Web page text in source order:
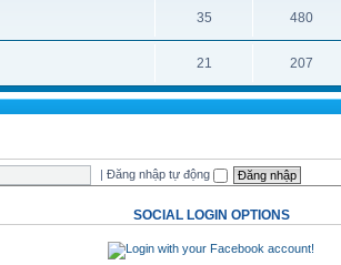
35 480
21 207
|Đăng nhập tự động
SOCIAL LOGIN OPTIONS